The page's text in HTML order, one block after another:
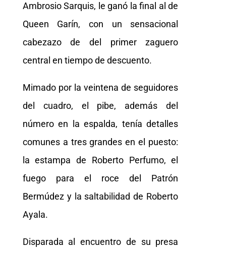
Ambrosio Sarquis, le ganó la final al de
Queen Garín, con un sensacional
cabezazo de del primer zaguero
central en tiempo de descuento.
Mimado por la veintena de seguidores
del cuadro, el pibe, además del
número en la espalda, tenía detalles
comunes a tres grandes en el puesto:
la estampa de Roberto Perfumo, el
fuego para el roce del Patrón
Bermúdez y la saltabilidad de Roberto
Ayala.
Disparada al encuentro de su presa